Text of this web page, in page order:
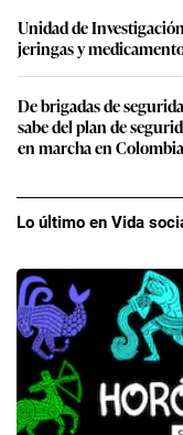
Unidad de
jeringas y
De brigadas de
sabe del plan de
en marcha en
Lo último en Vida